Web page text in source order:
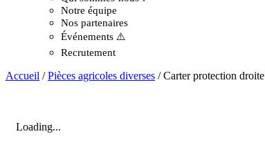
Notre équipe
Nos partenaires
Événements ⚠️
Recrutement
Accueil /Pièces agricoles diverses / Carter protection droite
Loading...